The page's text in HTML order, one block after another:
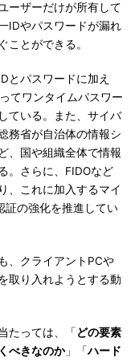
ーザーだけが所有して
IDやパスワードが漏れ
ことができる。
とパスワードに加え
てワンタイムパスワー
ている。また、サイバ
務省が自治体の情報シ
、国や組織全体で情報
。さらに、FIDOなど
、これに加入するマイ
証の強化を推進してい
、クライアントPCや
取り入れようとする動
たっては、「 どの要素
べきなのか」「ハード